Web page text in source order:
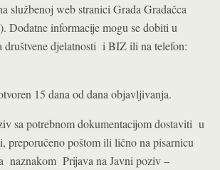
službenoj web stranici Grada Gradačca
). Dodatne informacije mogu se dobiti u
djelatnosti i BIZ ili na telefon:
15 dana od dana objavljivanja.
sa potrebnom dokumentacijom dostaviti u
preporučeno poštom ili lično na pisarnicu
naznakom Prijava na Javni poziv –